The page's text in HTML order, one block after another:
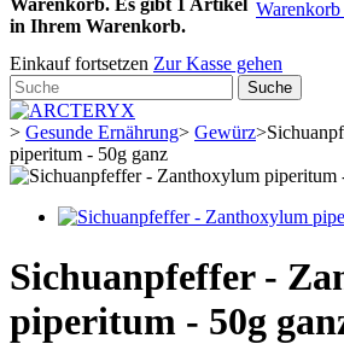
Warenkorb
Warenkorb. Es gibt 1 Artikel
in Ihrem Warenkorb.
Einkauf fortsetzen Zur Kasse gehen
Suche
> Gesunde Ernährung> Gewürz>
piperitum - 50g ganz
Sichuanpfeffer -
piperitum - 50g